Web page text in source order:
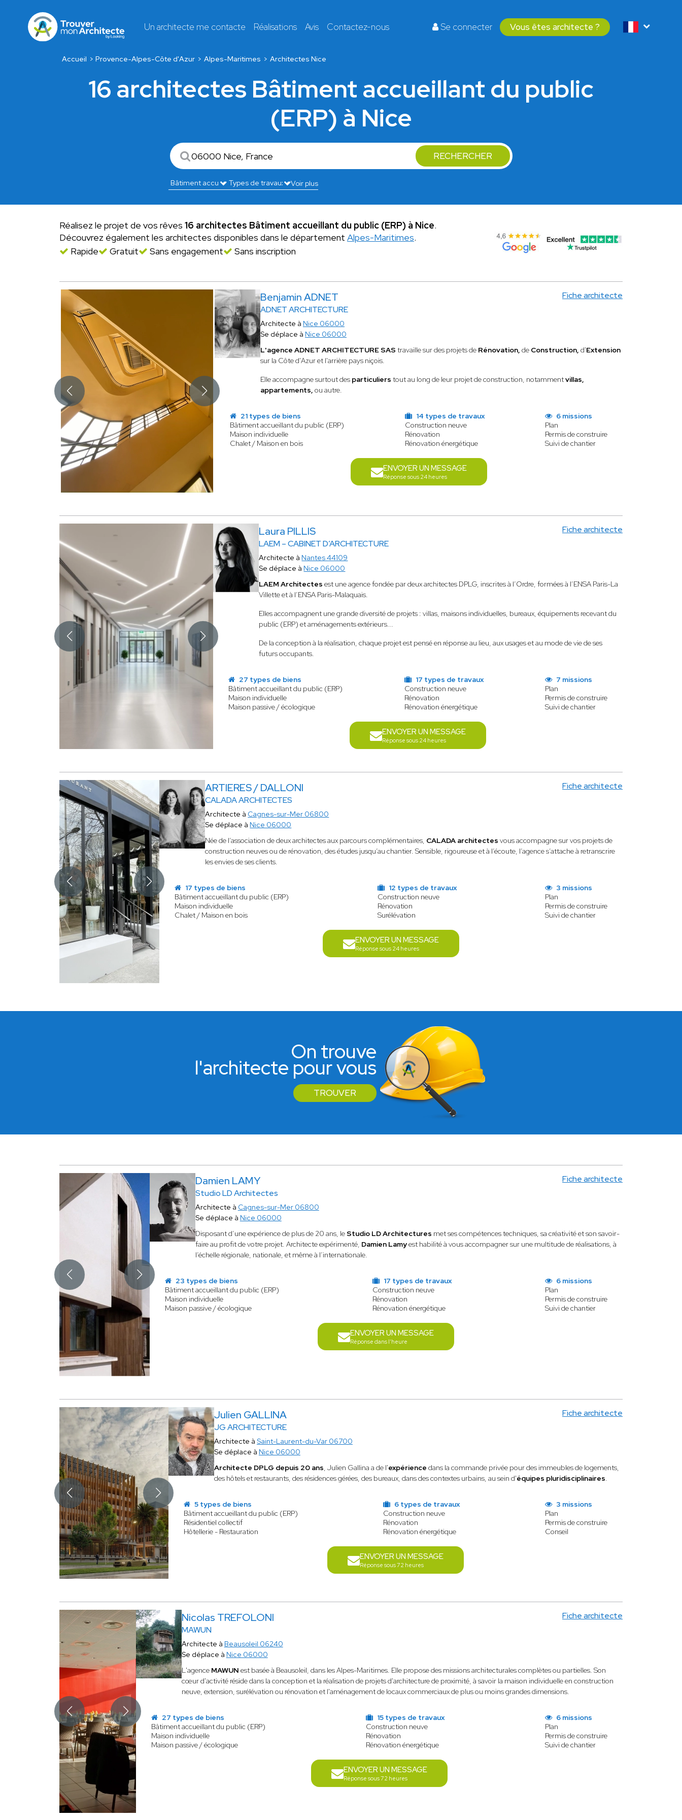
Un architecte me contacte Réalisations Avis Contactez-nous Se connecter Vous êtes architecte ?
Accueil Provence-Alpes-Côte d'Azur Alpes-Maritimes Architectes Nice
16 architectes Bâtiment accueillant du public
(ERP) à Nice
RECHERCHER
Voir plus
Réalisez le projet de vos rêves 16 architectes Bâtiment accueillant du public (ERP) à Nice.
Découvrez également les architectes disponibles dans le département Alpes-Maritimes.
Rapide
Gratuit Sans engagement Sans inscription
Benjamin ADNET
ADNET ARCHITECTURE
Fiche architecte
Architecte à Nice 06000
Se déplace à Nice 06000
L'agence ADNET ARCHITECTURE SAS travaille sur des projets de Rénovation, de Construction, d'Extension
sur la Côte d'Azur et l'arrière pays niçois.
Elle accompagne surtout des particuliers tout au long de leur projet de construction, notammentvillas,
appartements, ou autre.
21 types de biens
Bâtiment accueillant du public (ERP)
Maison individuelle
Chalet / Maison en bois
14 types de travaux
Construction neuve
Rénovation
Rénovation énergétique
6 missions
Plan
Permis de construire
Suivi de chantier
ENVOYER UN MESSAGE
Réponse sous 24 heures
Laura PILLIS
LAEM – CABINET D’ARCHITECTURE
Fiche architecte
Architecte à Nantes 44109
Se déplace à Nice 06000
LAEM Architectes est une agence fondée par deux architectes DPLG, inscrites à l’Ordre, formées à l’ENSA Paris-La
Villette et à l’ENSA Paris-Malaquais.
Elles accompagnent une grande diversité de projets : villas, maisons individuelles, bureaux, équipements recevant du
public (ERP) et aménagements extérieurs...
De la conception à la réalisation, chaque projet est pensé en réponse au lieu, aux usages et au mode de vie de ses
futurs occupants.
27 types de biens
Bâtiment accueillant du public (ERP)
Maison individuelle
Maison passive / écologique
17 types de travaux
Construction neuve
Rénovation
Rénovation énergétique
7 missions
Plan
Permis de construire
Suivi de chantier
ENVOYER UN MESSAGE
Réponse sous 24 heures
ARTIERES / DALLONI
CALADA ARCHITECTES
Fiche architecte
Architecte à Cagnes-sur-Mer 06800
Se déplace à Nice 06000
Née de l’association de deux architectes aux parcours complémentaires, CALADA architectes vous accompagne sur vos projets de
construction neuves ou de rénovation, des études jusqu’au chantier. Sensible, rigoureuse et à l’écoute, l’agence s’attache à retranscrire
les envies de ses clients.
17 types de biens
Bâtiment accueillant du public (ERP)
Maison individuelle
Chalet / Maison en bois
12 types de travaux
Construction neuve
Rénovation
Surélévation
3 missions
Plan
Permis de construire
Suivi de chantier
ENVOYER UN MESSAGE
Réponse sous 24 heures
On trouve
l'architecte pour vous
TROUVER
Damien LAMY
Studio LD Architectes
Fiche architecte
Architecte à Cagnes-sur-Mer 06800
Se déplace à Nice 06000
Disposant d’une expérience de plus de 20 ans, leStudio LD Architectures met ses compétences techniques, sa créativité et son savoir-
faire au profit de votre projet. Architecte expérimenté, Damien Lamyest habilité à vous accompagner sur une multitude de réalisations, à
l’échelle régionale, nationale, et même à l’internationale.
23 types de biens
Bâtiment accueillant du public (ERP)
Maison individuelle
Maison passive / écologique
17 types de travaux
Construction neuve
Rénovation
Rénovation énergétique
6 missions
Plan
Permis de construire
Suivi de chantier
ENVOYER UN MESSAGE
Réponse dans l'heure
Julien GALLINA
JG ARCHITECTURE
Fiche architecte
Architecte à Saint-Laurent-du-Var 06700
Se déplace à Nice 06000
Architecte DPLG depuis 20 ans, Julien Gallina a de l'expérience dans la commande privée pour des immeubles de logements,
des hôtels et restaurants, des résidences gérées, des bureaux, dans des contextes urbains, au sein d'équipes pluridisciplinaires.
5 types de biens
Bâtiment accueillant du public (ERP)
Résidentiel collectif
Hôtellerie - Restauration
6 types de travaux
Construction neuve
Rénovation
Rénovation énergétique
3 missions
Plan
Permis de construire
Conseil
ENVOYER UN MESSAGE
Réponse sous 72 heures
Nicolas TREFOLONI
MAWUN
Fiche architecte
Architecte à Beausoleil 06240
Se déplace à Nice 06000
L'agence MAWUN est basée à Beausoleil, dans les Alpes-Maritimes. Elle propose des missions architecturales complètes ou partielles. Son
cœur d'activité réside dans la conception et la réalisation de projets d'architecture de proximité, à savoir la maison individuelle en construction
neuve, extension, surélévation ou rénovation et l'aménagement de locaux commerciaux de plus ou moins grandes dimensions.
27 types de biens
Bâtiment accueillant du public (ERP)
Maison individuelle
Maison passive / écologique
15 types de travaux
Construction neuve
Rénovation
Rénovation énergétique
6 missions
Plan
Permis de construire
Suivi de chantier
ENVOYER UN MESSAGE
Réponse sous 72 heures